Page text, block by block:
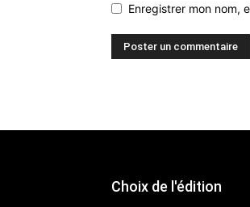
Enregistrer mon nom,
Choix de l'édition